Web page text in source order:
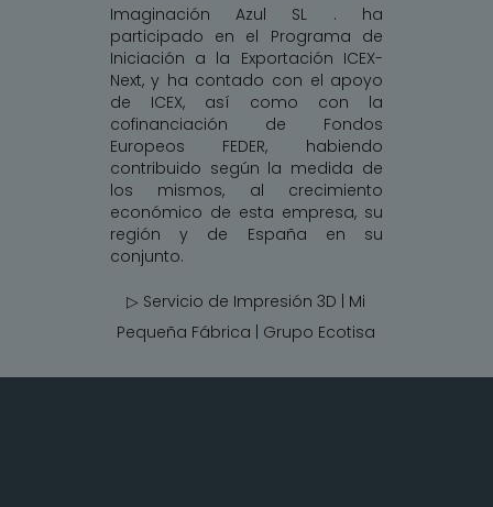
Imaginación Azul SL . ha
participado en el Programa de
Iniciación a la Exportación ICEX-
Next, y ha contado con el apoyo
de ICEX, así como con la
cofinanciación de Fondos
Europeos FEDER, habiendo
contribuido según la medida de
los mismos, al crecimiento
económico de esta empresa, su
región y de España en su
conjunto.
▷ Servicio de Impresión 3D | Mi
Pequeña Fábrica | Grupo Ecotisa